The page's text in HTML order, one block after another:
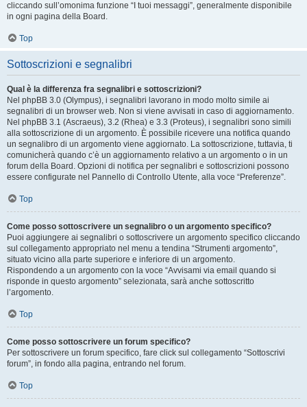
cliccando sull’omonima funzione “I tuoi messaggi”, generalmente disponibile
in ogni pagina della Board.
Top
Sottoscrizioni e segnalibri
Qual è la differenza fra segnalibri e sottoscrizioni?
Nel phpBB 3.0 (Olympus), i segnalibri lavorano in modo molto simile ai
segnalibri di un browser web. Non si viene avvisati in caso di aggiornamento.
Nel phpBB 3.1 (Ascraeus), 3.2 (Rhea) e 3.3 (Proteus), i segnalibri sono simili
alla sottoscrizione di un argomento. È possibile ricevere una notifica quando
un segnalibro di un argomento viene aggiornato. La sottoscrizione, tuttavia, ti
comunicherà quando c’è un aggiornamento relativo a un argomento o in un
forum della Board. Opzioni di notifica per segnalibri e sottoscrizioni possono
essere configurate nel Pannello di Controllo Utente, alla voce “Preferenze”.
Top
Come posso sottoscrivere un segnalibro o un argomento specifico?
Puoi aggiungere ai segnalibri o sottoscrivere un argomento specifico cliccando
sul collegamento appropriato nel menu a tendina “Strumenti argomento”,
situato vicino alla parte superiore e inferiore di un argomento.
Rispondendo a un argomento con la voce “Avvisami via email quando si
risponde in questo argomento” selezionata, sarà anche sottoscritto
l’argomento.
Top
Come posso sottoscrivere un forum specifico?
Per sottoscrivere un forum specifico, fare click sul collegamento “Sottoscrivi
forum”, in fondo alla pagina, entrando nel forum.
Top